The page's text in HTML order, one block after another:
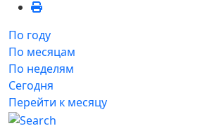
По году
По месяцам
По неделям
Сегодня
Перейти к месяцу